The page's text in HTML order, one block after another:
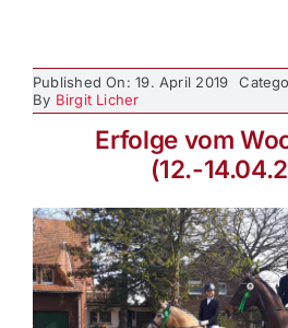
Published On: 19. April 2019
By Birgit Licher
Erfolge vom
(12.-